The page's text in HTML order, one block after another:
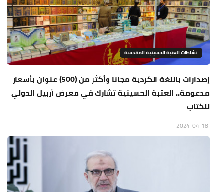
نشاطات العتبة الحسينية المقدسة
إصدارات باللغة الكردية مجانا وأكثر من (500) عنوان بأسعار
مدعومة.. العتبة الحسينية تشارك في معرض أربيل الدولي
للكتاب